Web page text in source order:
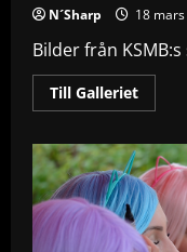
N´Sharp 18
Bilder från
Till GallerietRead
more
på
Frimis